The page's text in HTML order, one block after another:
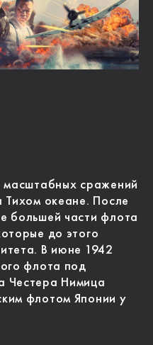
масштабных сражений
Тихом океане. После
большей части флота
до этого
В июне 1942
флота под
Честера Нимица
флотом Японии у